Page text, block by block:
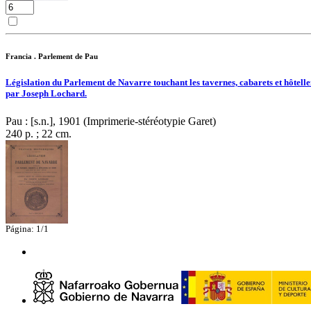
Francia . Parlement de Pau
Législation du Parlement de Navarre touchant les tavernes, cabarets et
par Joseph Lochard.
Pau : [s.n.], 1901 (Imprimerie-stéréotypie Garet)
240 p. ; 22 cm.
Página: 1/1